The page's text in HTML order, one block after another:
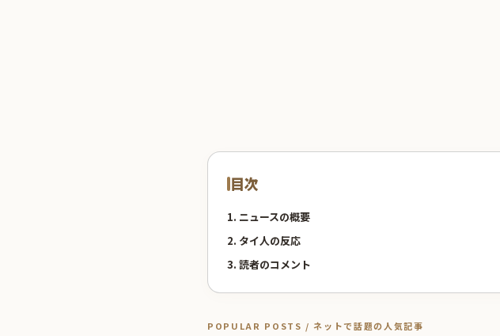
目次
1. ニュースの概要
2. タイ人の反応
3. 読者のコメント
POPULAR POSTS / ネットで話題の人気記事